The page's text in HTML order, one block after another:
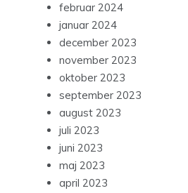
februar 2024
januar 2024
december 2023
november 2023
oktober 2023
september 2023
august 2023
juli 2023
juni 2023
maj 2023
april 2023